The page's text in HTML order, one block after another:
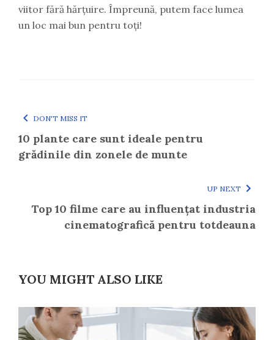
viitor fără hărțuire. Împreună, putem face lumea
un loc mai bun pentru toți!
DON'T MISS IT
10 plante care sunt ideale pentru
grădinile din zonele de munte
UP NEXT
Top 10 filme care au influențat industria
cinematografică pentru totdeauna
YOU MIGHT ALSO LIKE